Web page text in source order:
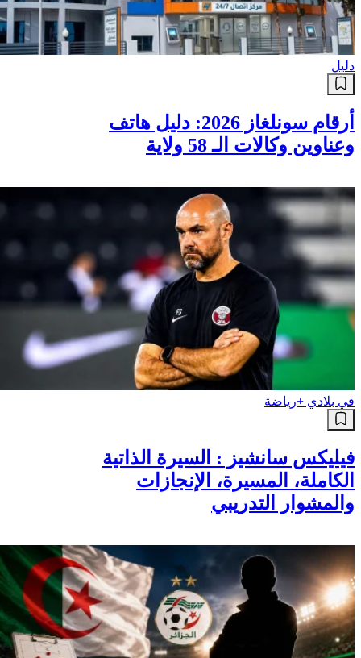
دليل
أرقام سونلغاز 2026: دليل هاتف
وعناوين وكالات الـ 58 ولاية
في بلادي +رياضة
فيليكس سانشيز : السيرة الذاتية
الكاملة، المسيرة، الإنجازات
والمشوار التدريبي